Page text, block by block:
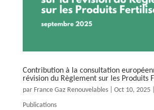
Contribution à la consultation
révision du Règlement sur les Produits
par France Gaz Renouvelables| Oct 10, 2025|
Publications